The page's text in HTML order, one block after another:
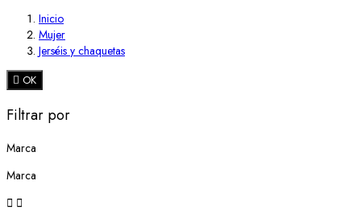
Inicio
Mujer
Jerséis y chaquetas
 OK
Filtrar por
Marca
Marca
 